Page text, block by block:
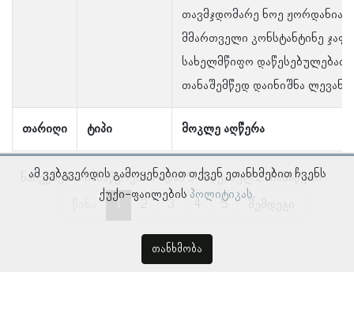
თარიღი ტიპი მოკლე აღწერა
თავმჯდომარე ნოე ჟორდანია
მმართველი კონსტანტინე
სახელმწიფო დაწესებულებათა
თანაშემწედ დაინიშნა ლევან
ნაჩვენებია ჩანაწერები 1–დან 5–მდე, სულ 21 ჩანაწერი
1 3 5
ამ ვებგვერდის გამოყენებით თქვენ ეთანხმებით ჩვენს
ქუქი-ფაილების პოლიტიკას.
თანხმობა